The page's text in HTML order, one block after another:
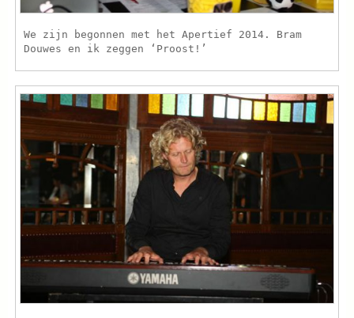
We zijn begonnen met het Apertief 2014. Bram
Douwes en ik zeggen ‘Proost!’